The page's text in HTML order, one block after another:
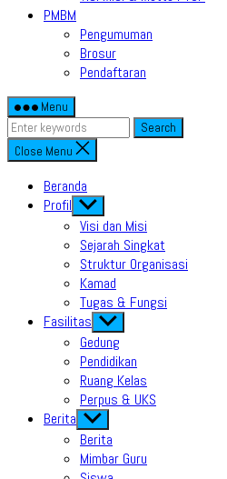
PMBM
Pengumuman
Brosur
Pendaftaran
Menu
Search
Close Menu
Beranda
Profil Show
sub
menu
Visi dan Misi
Sejarah Singkat
Struktur Organisasi
Kamad
Tugas & Fungsi
Fasilitas Show
sub
menu
Gedung
Pendidikan
Ruang Kelas
Perpus & UKS
Berita Show
sub
menu
Berita
Mimbar Guru